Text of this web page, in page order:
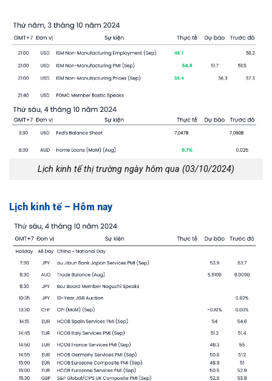
Lịch kinh tế thị trường ngày hôm qua (03/10/2024)
Lịch kinh tế – Hôm nay